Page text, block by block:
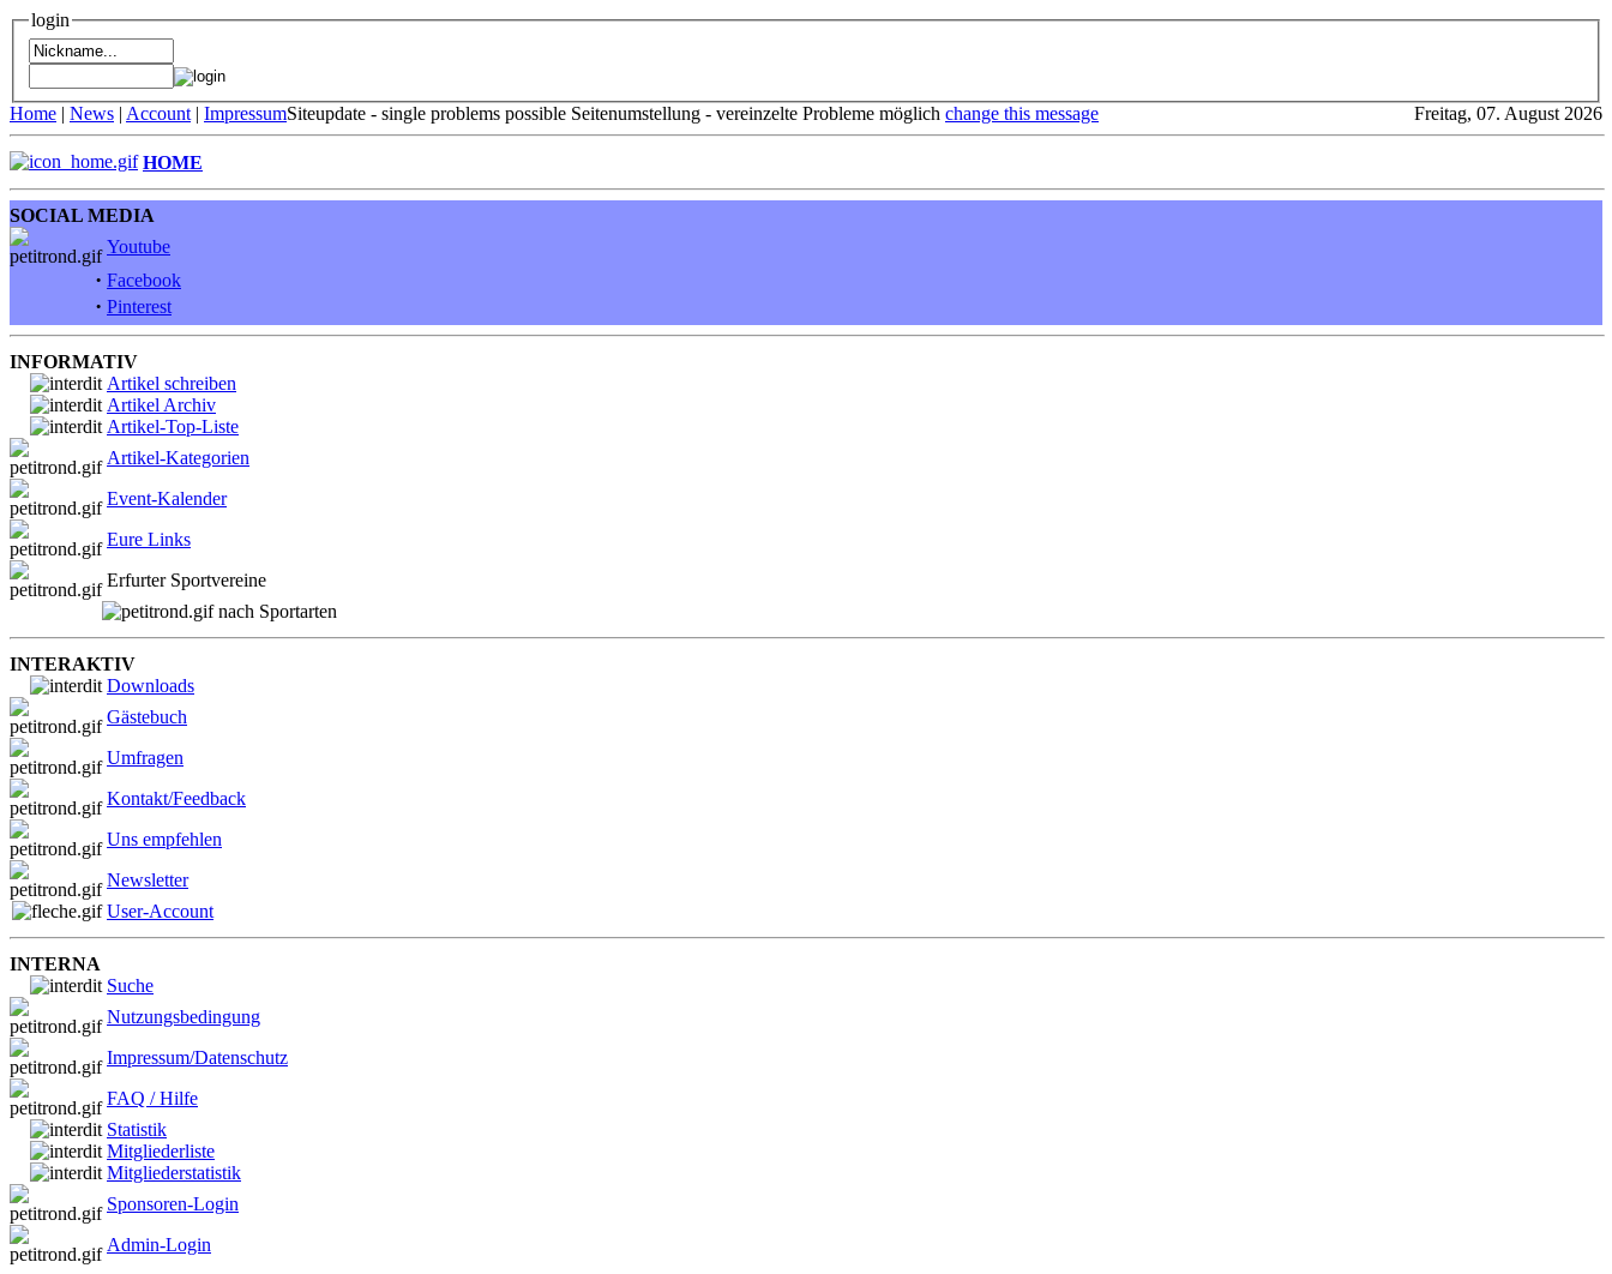
login
Home | News | Account | Impressum Freitag, 07. August 2026
Siteupdate - single problems possible Seitenumstellung - vereinzelte Probleme möglich change this message
HOME
SOCIAL MEDIA
Youtube
· Facebook
· Pinterest
INFORMATIV
Artikel schreiben
Artikel Archiv
Artikel-Top-Liste
Artikel-Kategorien
Event-Kalender
Eure Links
Erfurter Sportvereine
nach Sportarten
INTERAKTIV
Downloads
Gästebuch
Umfragen
Kontakt/Feedback
Uns empfehlen
Newsletter
User-Account
INTERNA
Suche
Nutzungsbedingung
Impressum/Datenschutz
FAQ / Hilfe
Statistik
Mitgliederliste
Mitgliederstatistik
Sponsoren-Login
Admin-Login